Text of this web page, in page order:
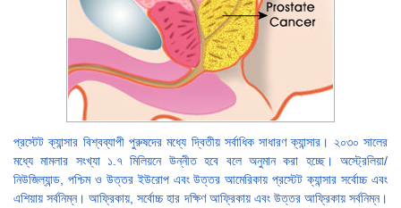
প্রস্টেট ক্যান্সার বিশ্বব্যাপী পুরুষদের মধ্যে দ্বিতীয় সর্বাধিক সাধারণ ক্যান্সার। ২০৩০ সালের
মধ্যে মামলার সংখ্যা ১.৭ মিলিয়নে উন্নীত হবে বলে অনুমান করা হচ্ছে। অস্ট্রেলিয়া/
নিউজিল্যান্ড, পশ্চিম ও উত্তর ইউরোপ এবং উত্তর আমেরিকায় প্রস্টেট ক্যান্সার সর্বোচ্চ এবং
এশিয়ায় সর্বনিম্ন। আফ্রিকায়, সর্বোচ্চ হার দক্ষিণ আফ্রিকায় এবং উত্তর আফ্রিকায় সর্বনিম্ন।